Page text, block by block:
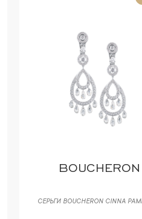
BOUCHERON
СЕРЬГИ BOUCHERON CINNA